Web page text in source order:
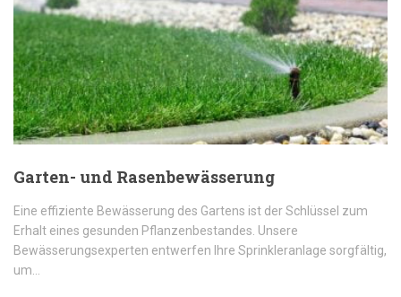
Garten- und Rasenbewässerung
Eine effiziente Bewässerung des Gartens ist der Schlüssel zum
Erhalt eines gesunden Pflanzenbestandes. Unsere
Bewässerungsexperten entwerfen Ihre Sprinkleranlage sorgfältig,
um…